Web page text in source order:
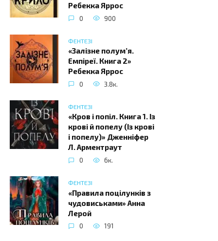
Ребекка Яррос
0 900
ФЕНТЕЗІ
«Залізне полум’я.
Емпіреї. Книга 2»
Ребекка Яррос
0 3.8к.
ФЕНТЕЗІ
«Кров і попіл. Книга 1. Із
крові й попелу (Із крові
і попелу)» Дженніфер
Л. Арментраут
0 6к.
ФЕНТЕЗІ
«Правила поцілунків з
чудовиськами» Анна
Лерой
0 191